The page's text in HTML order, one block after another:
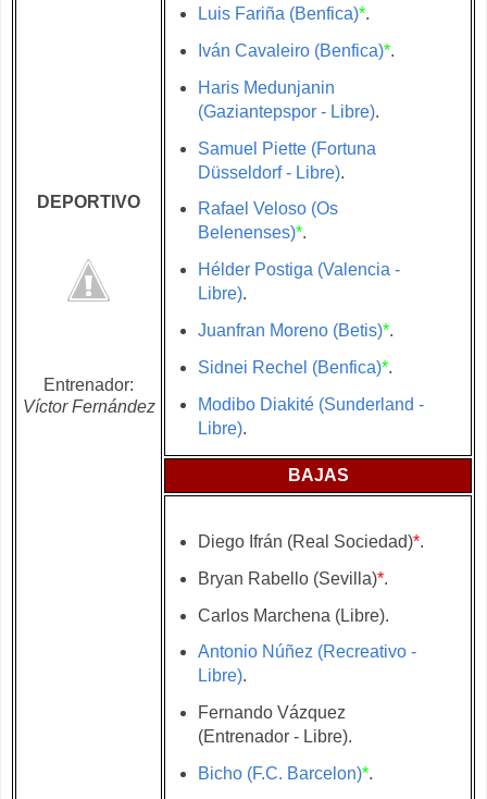
DEPORTIVO
Entrenador:
Víctor Fernández
Luis Fariña (Benfica)*.
Iván Cavaleiro (Benfica)*.
Haris Medunjanin
(Gaziantepspor - Libre).
Samuel Piette (Fortuna
Düsseldorf - Libre).
Rafael Veloso (Os
Belenenses)*.
Hélder Postiga (Valencia -
Libre).
Juanfran Moreno (Betis)*.
Sidnei Rechel (Benfica)*.
Modibo Diakité (Sunderland -
Libre).
BAJAS
Diego Ifrán (Real Sociedad)*.
Bryan Rabello (Sevilla)*.
Carlos Marchena (Libre).
Antonio Núñez (Recreativo -
Libre).
Fernando Vázquez
(Entrenador - Libre).
Bicho (F.C. Barcelon)*.